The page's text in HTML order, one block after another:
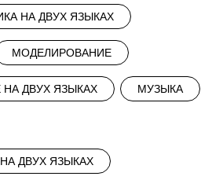
НА ДВУХ ЯЗЫКАХ
МОДЕЛИРОВАНИЕ
ДВУХ ЯЗЫКАХ МУЗЫКА
ДВУХ ЯЗЫКАХ